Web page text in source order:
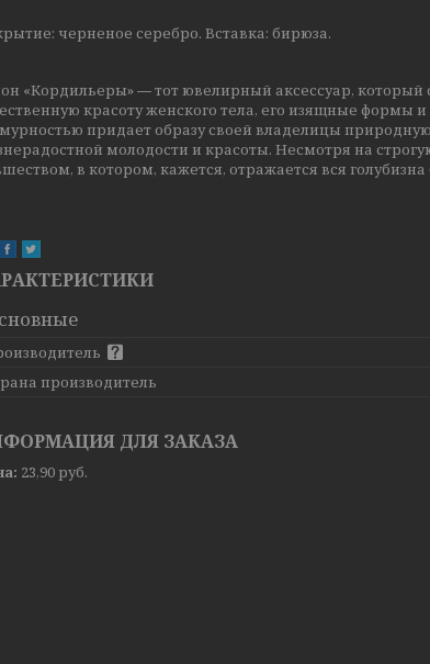
черненое серебро. Вставка: бирюза.
«Кордильеры» ― тот ювелирный аксессуар,
красоту женского тела, его изящные
придает образу своей владелицы
молодости и красоты. Несмотря на
в котором, кажется, отражается вся голубизна
производитель
ДЛЯ ЗАКАЗА
23,90 руб.